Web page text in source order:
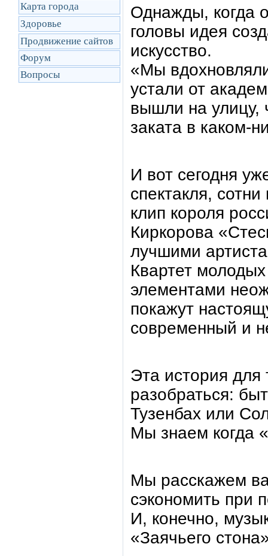
Карта города
Здоровье
Продвижение сайтов
Форум
Вопросы
Однажды, когда
головы идея
искусство.
«Мы
устали от
вышли на улицу,
заката в каком-
И вот сегодня
спектакля,
клип короля
Киркорова
лучшими
Квартет
элементами
покажут
современный и
Эта история для
разобраться:
Тузенбах или
Мы знаем когда
Мы расскажем
сэкономить при
И, конечно,
«Заячьего